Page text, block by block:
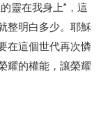
靈在我身上”，這
整明白多少。耶穌
在這個世代再次憐
耀的權能，讓榮耀